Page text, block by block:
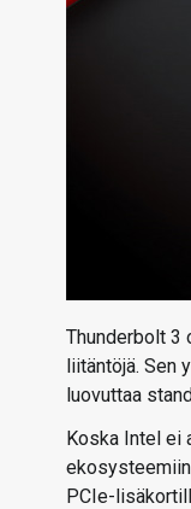
Thunderbolt 3
liitäntöjä. Sen
luovuttaa
Koska Intel ei
PCIe-